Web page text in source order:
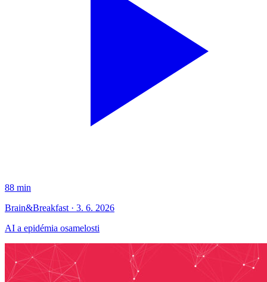
88 min
Brain&Breakfast · 3. 6. 2026
AI a epidémia osamelosti